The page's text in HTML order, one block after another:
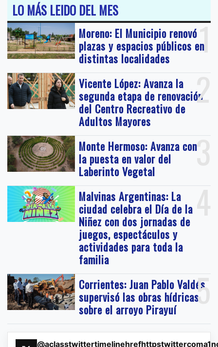
LO MÁS LEIDO DEL MES
1
Moreno: El Municipio renovó
plazas y espacios públicos en
distintas localidades
2
Vicente López: Avanza la
segunda etapa de renovación
del Centro Recreativo de
Adultos Mayores
3
Monte Hermoso: Avanza con
la puesta en valor del
Laberinto Vegetal
4
Malvinas Argentinas: La
ciudad celebra el Día de la
Niñez con dos jornadas de
juegos, espectáculos y
actividades para toda la
familia
5
Corrientes: Juan Pablo Valdés
supervisó las obras hídricas
sobre el arroyo Pirayuí